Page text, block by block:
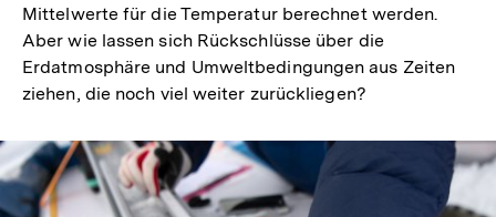
Mittelwerte für die Temperatur berechnet werden.
Aber wie lassen sich Rückschlüsse über die
Erdatmosphäre und Umweltbedingungen aus Zeiten
ziehen, die noch viel weiter zurückliegen?